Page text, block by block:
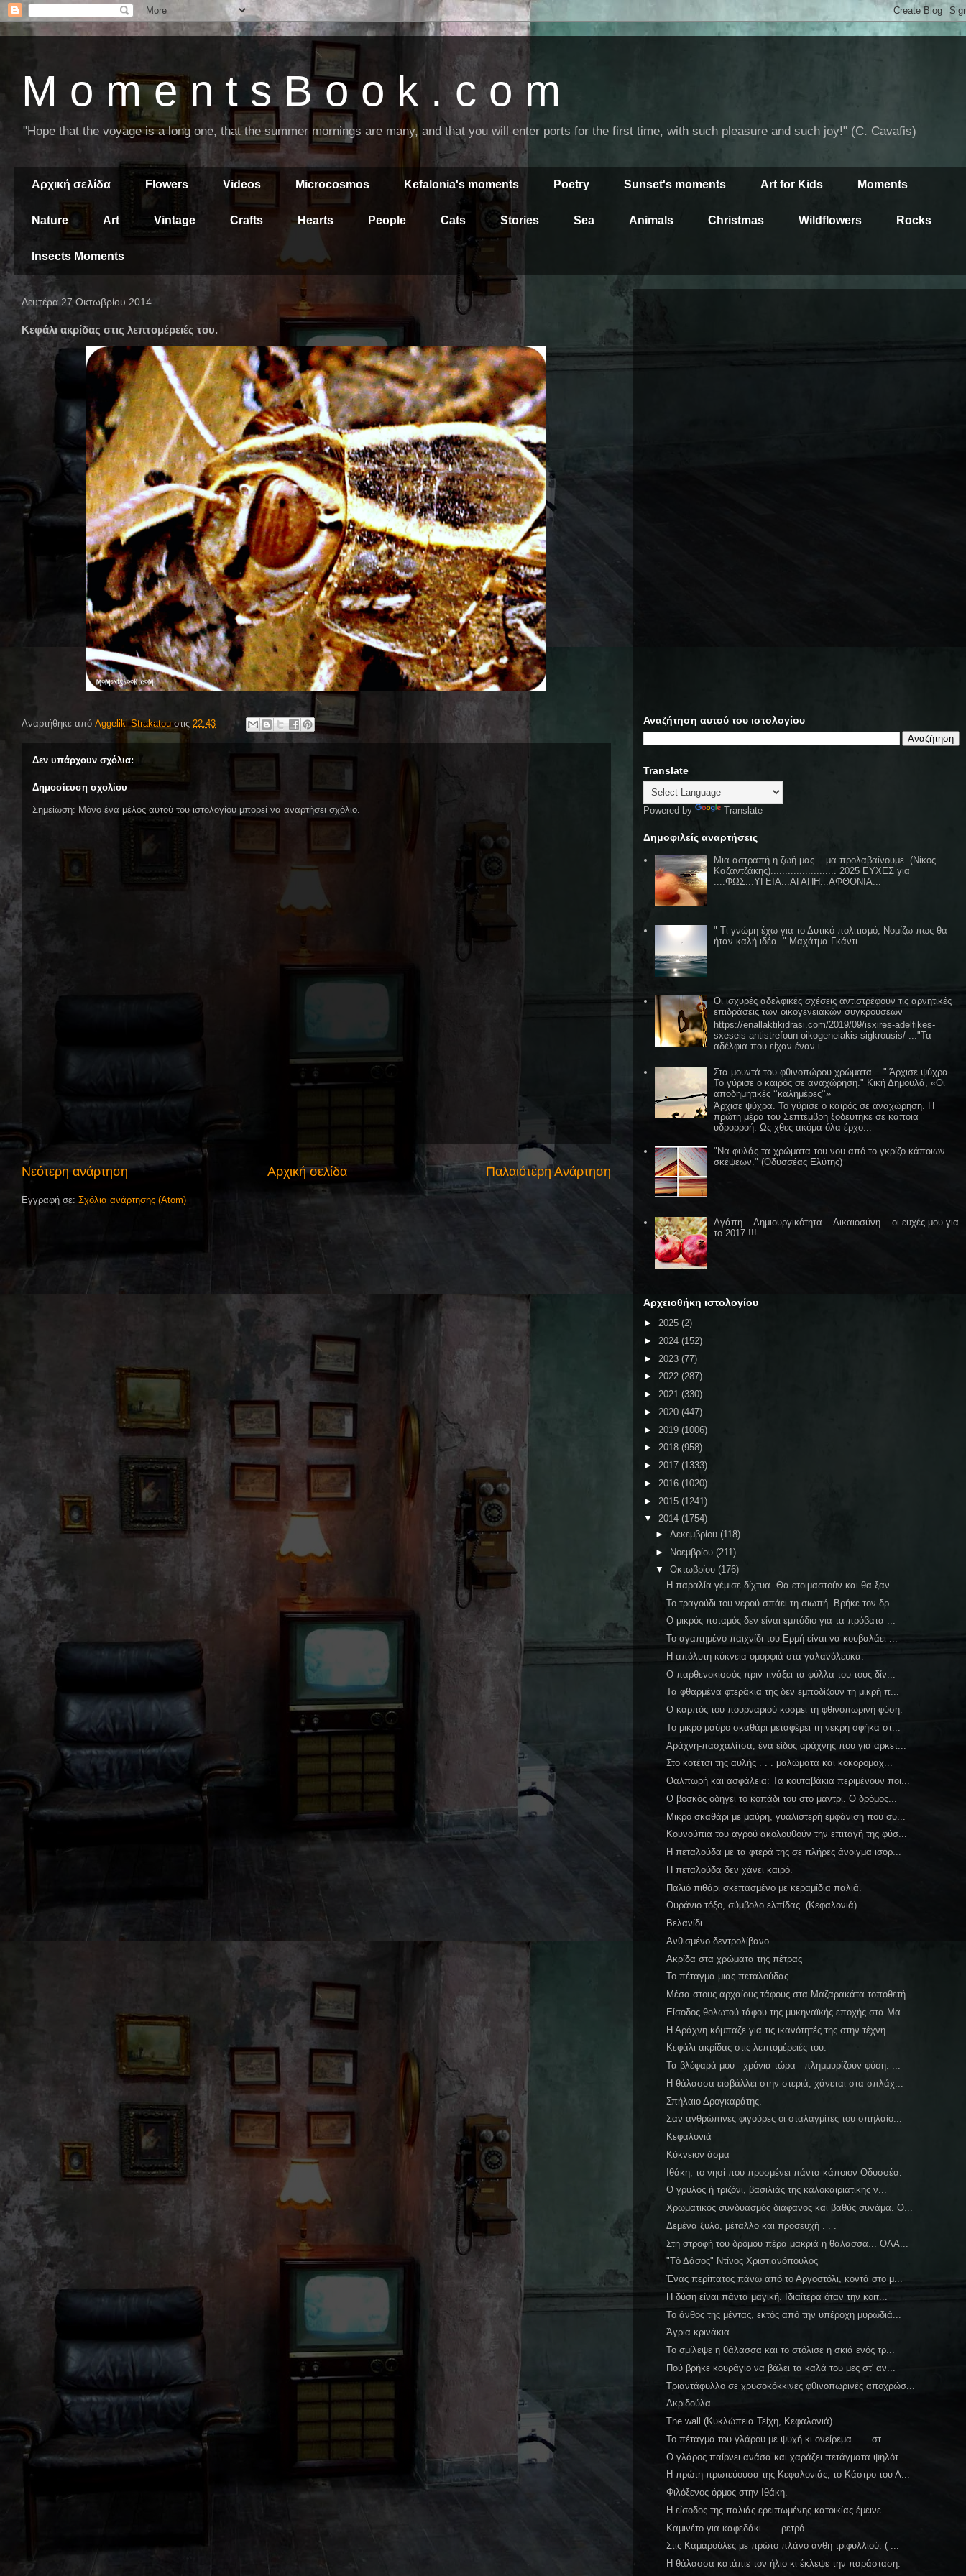
M o m e n t s B o o k . c o m
"Hope that the voyage is a long one, that the summer mornings are many, and that you will enter ports for the first time, with such pleasure and such joy!" (C. Cavafis)
Αρχική σελίδα Flowers Videos Microcosmos Kefalonia's moments Poetry Sunset's moments Art for Kids Moments
Nature Art Vintage Crafts Hearts People Cats Stories Sea Animals Christmas Wildflowers Rocks
Insects Moments
Δευτέρα 27 Οκτωβρίου 2014
Κεφάλι ακρίδας στις λεπτομέρειές του.
Αναρτήθηκε από Aggeliki Strakatou στις 22:43
Δεν υπάρχουν σχόλια:
Δημοσίευση σχολίου
Σημείωση: Μόνο ένα μέλος αυτού του ιστολογίου μπορεί να αναρτήσει σχόλιο.
Νεότερη ανάρτηση Παλαιότερη Ανάρτηση
Αρχική σελίδα
Εγγραφή σε: Σχόλια ανάρτησης (Atom)
Αναζήτηση αυτού του ιστολογίου
Translate
Powered by Translate
Δημοφιλείς αναρτήσεις
Μια αστραπή η ζωή μας... μα προλαβαίνουμε. (Νίκος
Καζαντζάκης)....................... 2025 ΕΥΧΕΣ για
....ΦΩΣ...ΥΓΕΙΑ...ΑΓΑΠΗ...ΑΦΘΟΝΙΑ...
" Τι γνώμη έχω για το Δυτικό πολιτισμό; Νομίζω πως θα
ήταν καλή ιδέα. " Μαχάτμα Γκάντι
Οι ισχυρές αδελφικές σχέσεις αντιστρέφουν τις αρνητικές
επιδράσεις των οικογενειακών συγκρούσεων
https://enallaktikidrasi.com/2019/09/isxires-adelfikes-
sxeseis-antistrefoun-oikogeneiakis-sigkrousis/ ..."Τα
αδέλφια που είχαν έναν ι...
Στα μουντά του φθινοπώρου χρώματα ..." Άρχισε ψύχρα.
Το γύρισε ο καιρός σε αναχώρηση." Κική Δημουλά, «Οι
αποδημητικές ‘’καλημέρες’’»
Άρχισε ψύχρα. Το γύρισε ο καιρός σε αναχώρηση. Η
πρώτη μέρα του Σεπτέμβρη ξοδεύτηκε σε κάποια
υδρορροή. Ως χθες ακόμα όλα έρχο...
"Να φυλάς τα χρώματα του νου από το γκρίζο κάποιων
σκέψεων." (Οδυσσέας Ελύτης)
Αγάπη... Δημιουργικότητα... Δικαιοσύνη... οι ευχές μου για
το 2017 !!!
Αρχειοθήκη ιστολογίου
► 2025 (2)
► 2024 (152)
► 2023 (77)
► 2022 (287)
► 2021 (330)
► 2020 (447)
► 2019 (1006)
► 2018 (958)
► 2017 (1333)
► 2016 (1020)
► 2015 (1241)
▼ 2014 (1754)
► Δεκεμβρίου (118)
► Νοεμβρίου (211)
▼ Οκτωβρίου (176)
Η παραλία γέμισε δίχτυα. Θα ετοιμαστούν και θα ξαν...
Το τραγούδι του νερού σπάει τη σιωπή. Βρήκε τον δρ...
Ο μικρός ποταμός δεν είναι εμπόδιο για τα πρόβατα ...
Το αγαπημένο παιχνίδι του Ερμή είναι να κουβαλάει ...
Η απόλυτη κύκνεια ομορφιά στα γαλανόλευκα.
Ο παρθενοκισσός πριν τινάξει τα φύλλα του τους δίν...
Τα φθαρμένα φτεράκια της δεν εμποδίζουν τη μικρή π...
Ο καρπός του πουρναριού κοσμεί τη φθινοπωρινή φύση.
Το μικρό μαύρο σκαθάρι μεταφέρει τη νεκρή σφήκα στ...
Αράχνη-πασχαλίτσα, ένα είδος αράχνης που για αρκετ...
Στο κοτέτσι της αυλής . . . μαλώματα και κοκορομαχ...
Θαλπωρή και ασφάλεια: Τα κουταβάκια περιμένουν ποι...
Ο βοσκός οδηγεί το κοπάδι του στο μαντρί. Ο δρόμος...
Μικρό σκαθάρι με μαύρη, γυαλιστερή εμφάνιση που συ...
Κουνούπια του αγρού ακολουθούν την επιταγή της φύσ...
Η πεταλούδα με τα φτερά της σε πλήρες άνοιγμα ισορ...
Η πεταλούδα δεν χάνει καιρό.
Παλιό πιθάρι σκεπασμένο με κεραμίδια παλιά.
Ουράνιο τόξο, σύμβολο ελπίδας. (Κεφαλονιά)
Βελανίδι
Ανθισμένο δεντρολίβανο.
Ακρίδα στα χρώματα της πέτρας
Το πέταγμα μιας πεταλούδας . . .
Μέσα στους αρχαίους τάφους στα Μαζαρακάτα τοποθετή...
Είσοδος θολωτού τάφου της μυκηναϊκής εποχής στα Μα...
Η Αράχνη κόμπαζε για τις ικανότητές της στην τέχνη...
Κεφάλι ακρίδας στις λεπτομέρειές του.
Τα βλέφαρά μου - χρόνια τώρα - πλημμυρίζουν φύση. ...
Η θάλασσα εισβάλλει στην στεριά, χάνεται στα σπλάχ...
Σπήλαιο Δρογκαράτης.
Σαν ανθρώπινες φιγούρες οι σταλαγμίτες του σπηλαίο...
Κεφαλονιά
Κύκνειον άσμα
Ιθάκη, το νησί που προσμένει πάντα κάποιον Οδυσσέα.
Ο γρύλος ή τριζόνι, βασιλιάς της καλοκαιριάτικης ν...
Χρωματικός συνδυασμός διάφανος και βαθύς συνάμα. Ο...
Δεμένα ξύλο, μέταλλο και προσευχή . . .
Στη στροφή του δρόμου πέρα μακριά η θάλασσα... ΟΛΑ...
"Τὸ Δάσος" Ντίνος Χριστιανόπουλος
Ένας περίπατος πάνω από το Αργοστόλι, κοντά στο μ...
Η δύση είναι πάντα μαγική. Ιδιαίτερα όταν την κοιτ...
Το άνθος της μέντας, εκτός από την υπέροχη μυρωδιά...
Άγρια κρινάκια
Το σμίλεψε η θάλασσα και το στόλισε η σκιά ενός τρ...
Πού βρήκε κουράγιο να βάλει τα καλά του μες στ' αν...
Τριαντάφυλλο σε χρυσοκόκκινες φθινοπωρινές αποχρώσ...
Ακριδούλα
The wall (Κυκλώπεια Τείχη, Κεφαλονιά)
Το πέταγμα του γλάρου με ψυχή κι ονείρεμα . . . στ...
Ο γλάρος παίρνει ανάσα και χαράζει πετάγματα ψηλότ...
Η πρώτη πρωτεύουσα της Κεφαλονιάς, το Κάστρο του Α...
Φιλόξενος όρμος στην Ιθάκη.
Η είσοδος της παλιάς ερειπωμένης κατοικίας έμεινε ...
Καμινέτο για καφεδάκι . . . ρετρό.
Στις Καμαρούλες με πρώτο πλάνο άνθη τριφυλλιού. ( ...
Η θάλασσα κατάπιε τον ήλιο κι έκλεψε την παράσταση.